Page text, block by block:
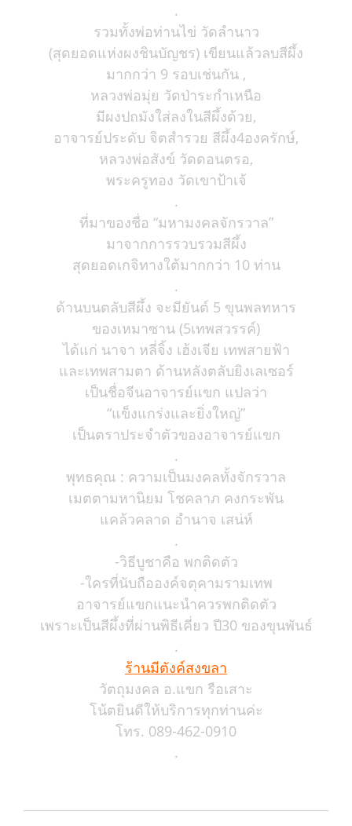
.
รวมทั้งพ่อท่านไข่ วัดลำนาว
(สุดยอดแห่งผงชินบัญชร) เขียนแล้วลบสีผึ้ง
มากกว่า 9 รอบเช่นกัน ,
หลวงพ่อมุ่ย วัดป่าระกำเหนือ
มีผงปถมังใส่ลงในสีผึ้งด้วย,
อาจารย์ประดับ จิตสำรวย สีผึ้ง4องครักษ์,
หลวงพ่อสังข์ วัดดอนตรอ,
พระครูทอง วัดเขาป้าเจ้
.
ที่มาของชื่อ “มหามงคลจักรวาล”
มาจากการรวบรวมสีผึ้ง
สุดยอดเกจิทางใต้มากกว่า 10 ท่าน
.
ด้านบนตลับสีผึ้ง จะมียันต์ 5 ขุนพลทหาร
ของเหมาซาน (5เทพสวรรค์)
ได้แก่ นาจา หลี่จิ้ง เฮ้งเจีย เทพสายฟ้า
และเทพสามตา ด้านหลังตลับยิงเลเซอร์
เป็นชื่อจีนอาจารย์แขก แปลว่า
“แข็งแกร่งและยิ่งใหญ่”
เป็นตราประจำตัวของอาจารย์แขก
.
พุทธคุณ : ความเป็นมงคลทั้งจักรวาล
เมตตามหานิยม โชคลาภ คงกระพัน
แคล้วคลาด อำนาจ เสน่ห์
.
-วิธีบูชาคือ พกติดตัว
-ใครที่นับถือองค์จตุคามรามเทพ
อาจารย์แขกแนะนำควรพกติดตัว
เพราะเป็นสีผึ้งที่ผ่านพิธีเคี่ยว ปี30 ของขุนพันธ์
.
ร้านมีตังค์สงขลา
วัตถุมงคล อ.แขก รือเสาะ
โน้ตยินดีให้บริการทุกท่านค่ะ
โทร. 089-462-0910
.